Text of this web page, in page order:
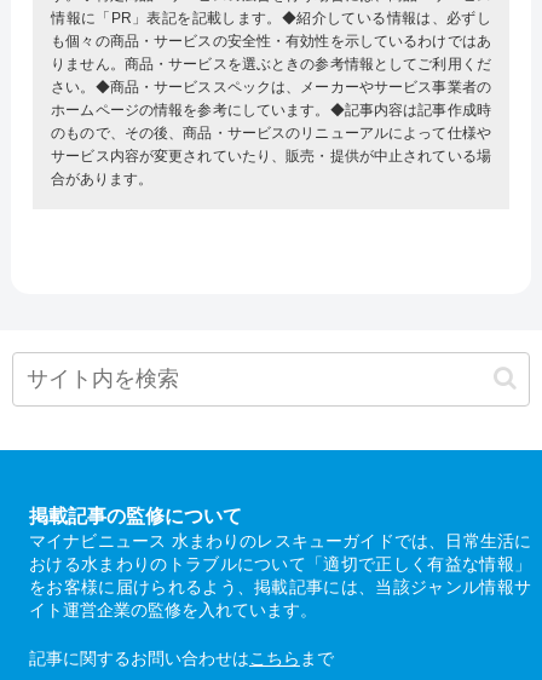
情報に「PR」表記を記載します。◆紹介している情報は、必ずし
も個々の商品・サービスの安全性・有効性を示しているわけではあ
りません。商品・サービスを選ぶときの参考情報としてご利用くだ
さい。◆商品・サービススペックは、メーカーやサービス事業者の
ホームページの情報を参考にしています。◆記事内容は記事作成時
のもので、その後、商品・サービスのリニューアルによって仕様や
サービス内容が変更されていたり、販売・提供が中止されている場
合があります。
掲載記事の監修について
マイナビニュース 水まわりのレスキューガイドでは、日常生活に
おける水まわりのトラブルについて「適切で正しく有益な情報」
をお客様に届けられるよう、掲載記事には、当該ジャンル情報サ
イト運営企業の監修を入れています。
記事に関するお問い合わせはこちら まで